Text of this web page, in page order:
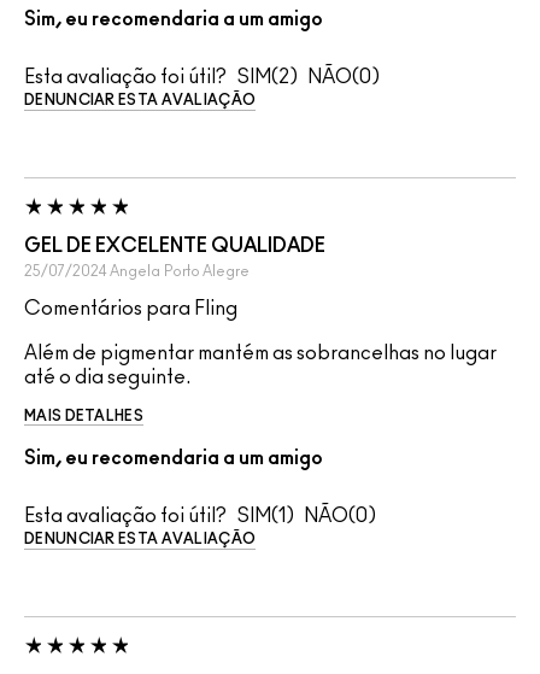
Sim, eu recomendaria a um amigo
Esta avaliação foi útil? 2 0
DENUNCIAR ESTA AVALIAÇÃO
GEL DE EXCELENTE QUALIDADE
25/07/2024 Angela Porto Alegre
Comentários para Fling
Além de pigmentar mantém as sobrancelhas no lugar
até o dia seguinte.
MAIS DETALHES
Sim, eu recomendaria a um amigo
Esta avaliação foi útil? 1 0
DENUNCIAR ESTA AVALIAÇÃO